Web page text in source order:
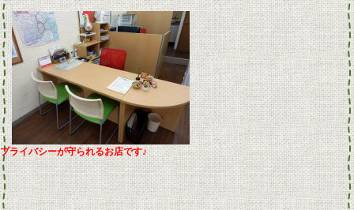
プライバシーが守られるお店です♪